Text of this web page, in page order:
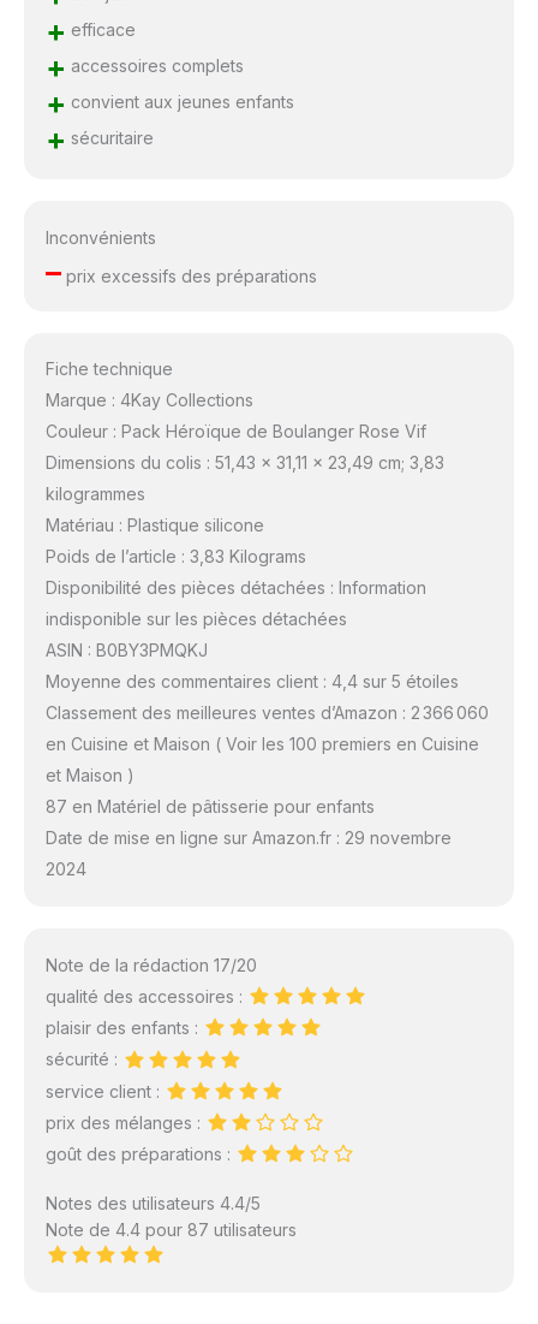
+ efficace
+ accessoires complets
+ convient aux jeunes enfants
+ sécuritaire
Inconvénients
–prix excessifs des préparations
Fiche technique
Marque : 4Kay Collections
Couleur : Pack Héroïque de Boulanger Rose Vif
Dimensions du colis : 51,43 x 31,11 x 23,49 cm; 3,83
kilogrammes
Matériau : Plastique silicone
Poids de l’article : 3,83 Kilograms
Disponibilité des pièces détachées : Information
indisponible sur les pièces détachées
ASIN : B0BY3PMQKJ
Moyenne des commentaires client : 4,4 sur 5 étoiles
Classement des meilleures ventes d’Amazon : 2 366 060
en Cuisine et Maison ( Voir les 100 premiers en Cuisine
et Maison )
87 en Matériel de pâtisserie pour enfants
Date de mise en ligne sur Amazon.fr : 29 novembre
2024
Note de la rédaction 17/20
qualité des accessoires :
plaisir des enfants :
sécurité :
service client :
prix des mélanges :
goût des préparations :
Notes des utilisateurs 4.4/5
Note de 4.4 pour 87 utilisateurs